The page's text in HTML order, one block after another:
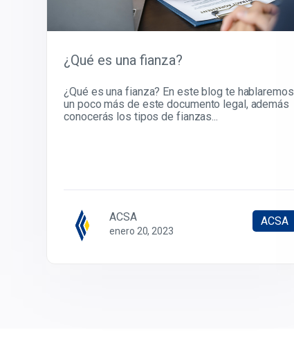
¿Qué es una fianza?
¿Qué es una fianza? En este blog te hablaremos
un poco más de este documento legal, además
conocerás los tipos de fianzas...
ACSA
enero 20, 2023
ACSA